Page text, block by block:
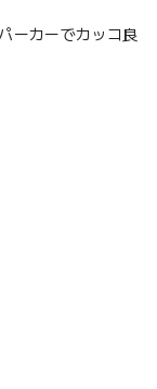
ーカーでカッコ良